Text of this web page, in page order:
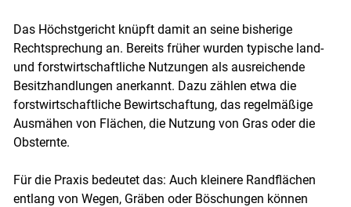
Das Höchstgericht knüpft damit an seine bisherige
Rechtsprechung an. Bereits früher wurden typische land-
und forstwirtschaftliche Nutzungen als ausreichende
Besitzhandlungen anerkannt. Dazu zählen etwa die
forstwirtschaftliche Bewirtschaftung, das regelmäßige
Ausmähen von Flächen, die Nutzung von Gras oder die
Obsternte.
Für die Praxis bedeutet das: Auch kleinere Randflächen
entlang von Wegen, Gräben oder Böschungen können